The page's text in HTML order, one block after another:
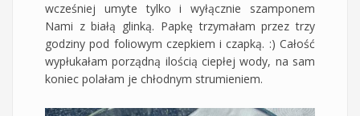
wcześniej umyte tylko i wyłącznie szamponem
Nami z białą glinką. Papkę trzymałam przez trzy
godziny pod foliowym czepkiem i czapką. :) Całość
wypłukałam porządną ilością ciepłej wody, na sam
koniec polałam je chłodnym strumieniem.